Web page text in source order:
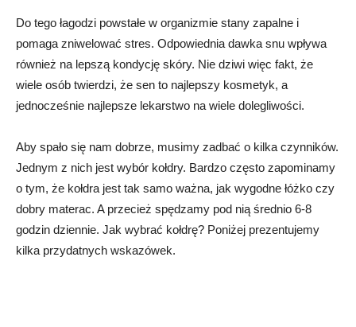
Do tego łagodzi powstałe w organizmie stany zapalne i
pomaga zniwelować stres. Odpowiednia dawka snu wpływa
również na lepszą kondycję skóry. Nie dziwi więc fakt, że
wiele osób twierdzi, że sen to najlepszy kosmetyk, a
jednocześnie najlepsze lekarstwo na wiele dolegliwości.
Aby spało się nam dobrze, musimy zadbać o kilka czynników.
Jednym z nich jest wybór kołdry. Bardzo często zapominamy
o tym, że kołdra jest tak samo ważna, jak wygodne łóżko czy
dobry materac. A przecież spędzamy pod nią średnio 6-8
godzin dziennie. Jak wybrać kołdrę? Poniżej prezentujemy
kilka przydatnych wskazówek.